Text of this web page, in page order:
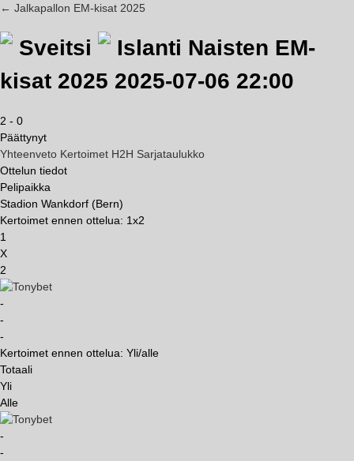
← Jalkapallon EM-kisat 2025
Sveitsi Islanti Naisten EM-
kisat 2025 2025-07-06 22:00
2 - 0
Päättynyt
Yhteenveto Kertoimet H2H Sarjataulukko
Ottelun tiedot
Pelipaikka
Stadion Wankdorf (Bern)
Kertoimet ennen ottelua: 1x2
1
X
2
-
-
-
Kertoimet ennen ottelua: Yli/alle
Totaali
Yli
Alle
-
-